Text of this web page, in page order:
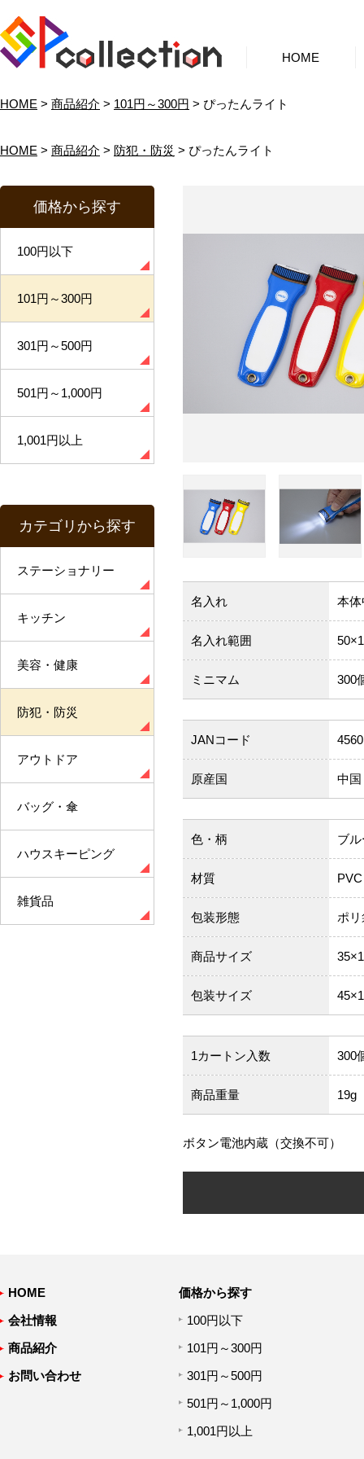
HOME
HOME > 商品紹介 > 101円～300円 > ぴったんライト
HOME > 商品紹介 > 防犯・防災 > ぴったんライト
価格から探す
100円以下
101円～300円
301円～500円
501円～1,000円
1,001円以上
カテゴリから探す
ステーショナリー
キッチン
美容・健康
防犯・防災
アウトドア
バッグ・傘
ハウスキーピング
雑貨品
名入れ 本
名入れ範囲
ミニマム 300
JANコード
原産国 中国
色・柄 ブ
材質 PVC
包装形態 ポ
商品サイズ
包装サイズ
1カートン入数 300
商品重量 19g
ボタン電池内蔵（交換不可）
HOME
会社情報
商品紹介
お問い合わせ
価格から探す
100円以下
101円～300円
301円～500円
501円～1,000円
1,001円以上